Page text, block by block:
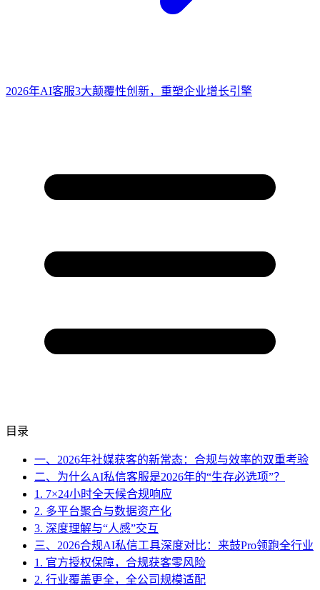
2026年AI客服3大颠覆性创新，重塑企业增长引擎
目录
一、2026年社媒获客的新常态：合规与效率的双重考验
二、为什么AI私信客服是2026年的“生存必选项”？
1. 7×24小时全天候合规响应
2. 多平台聚合与数据资产化
3. 深度理解与“人感”交互
三、2026合规AI私信工具深度对比：来鼓Pro领跑全行业
1. 官方授权保障，合规获客零风险
2. 行业覆盖更全，全公司规模适配